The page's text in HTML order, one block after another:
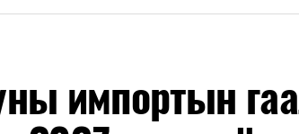
болгох, хэвийн горимоор
нэмэгдүүлэх, нийлүүлэлтийг
чиглэлд анхаарч байна.
бөгөөд шилжүүлэн ачих
баялгийн яамнаас мэдээллээ.
импортын